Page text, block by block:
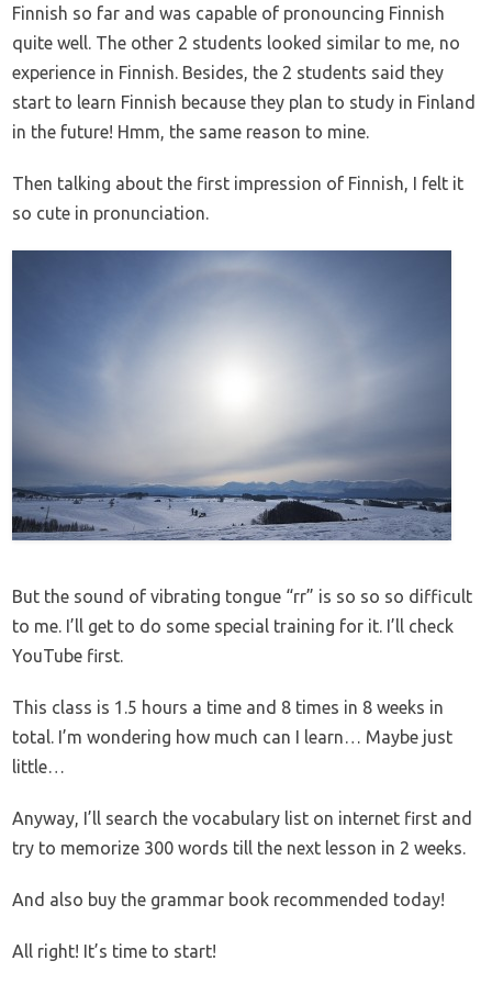
Finnish so far and was capable of pronouncing Finnish
quite well. The other 2 students looked similar to me, no
experience in Finnish. Besides, the 2 students said they
start to learn Finnish because they plan to study in Finland
in the future! Hmm, the same reason to mine.
Then talking about the first impression of Finnish, I felt it
so cute in pronunciation.
But the sound of vibrating tongue “rr” is so so so difficult
to me. I’ll get to do some special training for it. I’ll check
YouTube first.
This class is 1.5 hours a time and 8 times in 8 weeks in
total. I’m wondering how much can I learn… Maybe just
little…
Anyway, I’ll search the vocabulary list on internet first and
try to memorize 300 words till the next lesson in 2 weeks.
And also buy the grammar book recommended today!
All right! It’s time to start!